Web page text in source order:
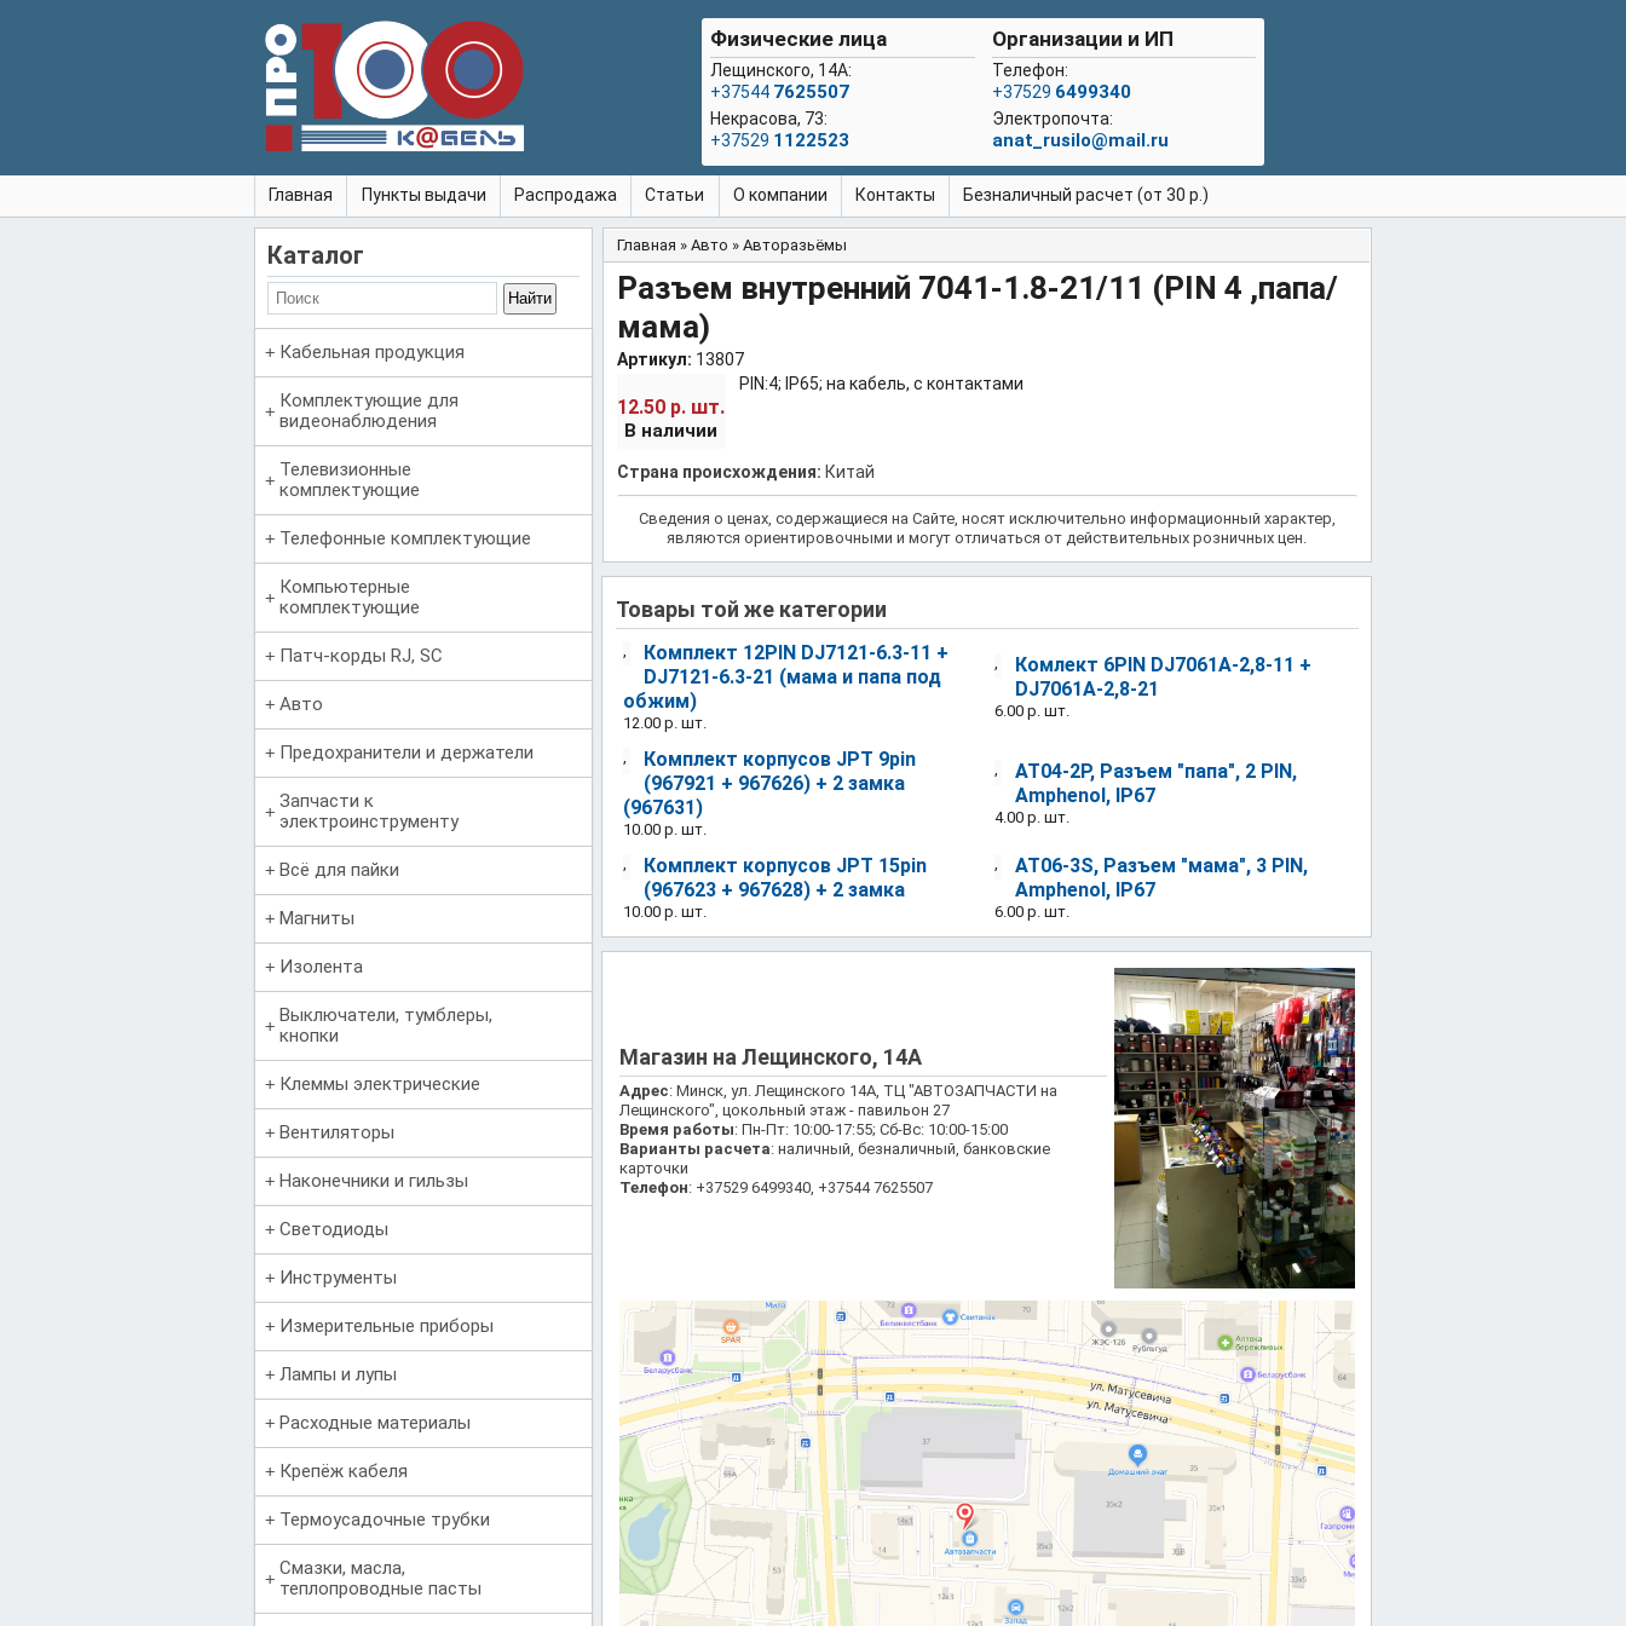
Физические лица
Лещинского, 14А:
+37544 7625507
Некрасова, 73:
+37529 1122523
Организации и ИП
Телефон:
+37529 6499340
Электропочта:
anat_rusilo@mail.ru
Главная Пункты выдачи Распродажа Статьи О компании Контакты Безналичный расчет (от 30 р.)
Вы здесь
Главная » Авто » Авторазьёмы
Разъем внутренний 7041-1.8-21/11 (PIN 4 ,папа/
мама)
Артикул: 13807
12.50 р. шт.
В наличии
PIN:4; IP65; на кабель, с контактами
Страна происхождения: Китай
Сведения о ценах, содержащиеся на Сайте, носят исключительно информационный характер,
являются ориентировочными и могут отличаться от действительных розничных цен.
Каталог
Кабельная продукция
Комплектующие для
видеонаблюдения
Телевизионные
комплектующие
Телефонные комплектующие
Компьютерные
комплектующие
Патч-корды RJ, SC
Авто
Предохранители и держатели
Запчасти к
электроинструменту
Всё для пайки
Магниты
Изолента
Выключатели, тумблеры,
кнопки
Клеммы электрические
Вентиляторы
Наконечники и гильзы
Светодиоды
Инструменты
Измерительные приборы
Лампы и лупы
Расходные материалы
Крепёж кабеля
Термоусадочные трубки
Смазки, масла,
теплопроводные пасты
Товары той же категории
Комплект 12PIN DJ7121-6.3-11 +
DJ7121-6.3-21 (мама и папа под
обжим)
12.00 р. шт.
Комлект 6PIN DJ7061А-2,8-11 +
DJ7061А-2,8-21
6.00 р. шт.
Комплект корпусов JPT 9pin
(967921 + 967626) + 2 замка
(967631)
10.00 р. шт.
AT04-2P, Разъем "папа", 2 PIN,
Amphenol, IP67
4.00 р. шт.
Комплект корпусов JPT 15pin
(967623 + 967628) + 2 замка
10.00 р. шт.
AT06-3S, Разъем "мама", 3 PIN,
Amphenol, IP67
6.00 р. шт.
Магазин на Лещинского, 14А
Адрес: Минск, ул. Лещинского 14А, ТЦ "АВТОЗАПЧАСТИ на
Лещинского", цокольный этаж - павильон 27
Время работы: Пн-Пт: 10:00-17:55; Сб-Вс: 10:00-15:00
Варианты расчета: наличный, безналичный, банковские
карточки
Телефон: +37529 6499340, +37544 7625507